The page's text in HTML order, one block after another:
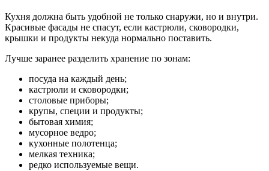
Кухня должна быть удобной не только снаружи, но и внутри.
Красивые фасады не спасут, если кастрюли, сковородки,
крышки и продукты некуда нормально поставить.
Лучше заранее разделить хранение по зонам:
посуда на каждый день;
кастрюли и сковородки;
столовые приборы;
крупы, специи и продукты;
бытовая химия;
мусорное ведро;
кухонные полотенца;
мелкая техника;
редко используемые вещи.